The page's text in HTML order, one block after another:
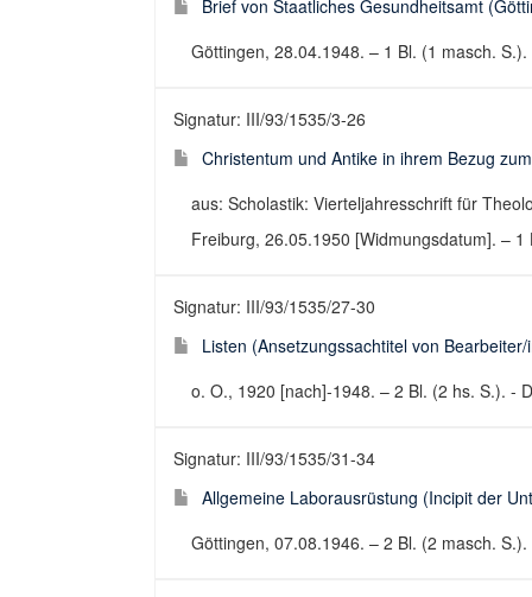
Brief von Staatliches Gesundheitsamt
Göttingen, 28.04.1948. – 1 Bl. (1 masch.
Signatur: III/93/1535/3-26
Christentum und Antike in ihrem Bezug
aus: Scholastik: Vierteljahresschrift für
Freiburg, 26.05.1950 [Widmungsdatum]. –
Signatur: III/93/1535/27-30
Listen (Ansetzungssachtitel von Bearbeiter/
o. O., 1920 [nach]-1948. – 2 Bl. (2 hs. S.). -
Signatur: III/93/1535/31-34
Allgemeine Laborausrüstung (Incipit der
Göttingen, 07.08.1946. – 2 Bl. (2 masch.